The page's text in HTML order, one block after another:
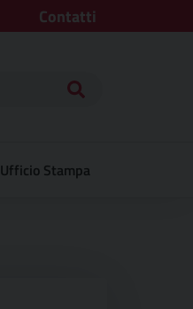
Contatti
Ufficio Stampa